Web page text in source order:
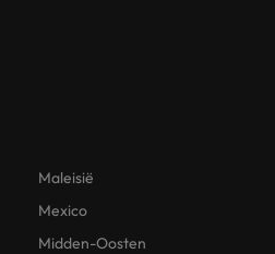
Maleisië
Mexico
Midden-Oosten